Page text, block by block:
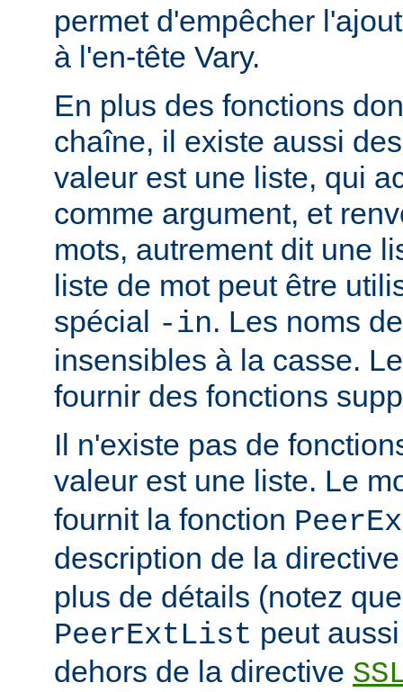
permet d'empêcher
à l'en-tête Vary.
En plus des fonctions
chaîne, il existe aussi
valeur est une liste, qui
comme argument, et
mots, autrement dit une
liste de mot peut être
spécial -in. Les noms
insensibles à la casse.
fournir des fonctions
Il n'existe pas de
valeur est une liste. Le
fournit la fonction
description de la
plus de détails (notez
PeerExtList peut
dehors de la directive